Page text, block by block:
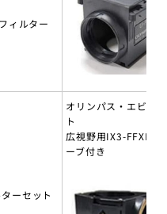
ィルター
ーセット
オリンパス・エビデン
ト
広視野用IX3-FFXLキ
ーブ付き